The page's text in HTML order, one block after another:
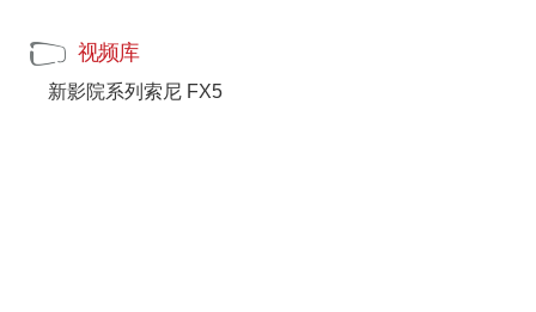
视频库
新影院系列索尼 FX5